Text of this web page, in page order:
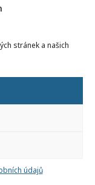
stránek a našich
údajů
1